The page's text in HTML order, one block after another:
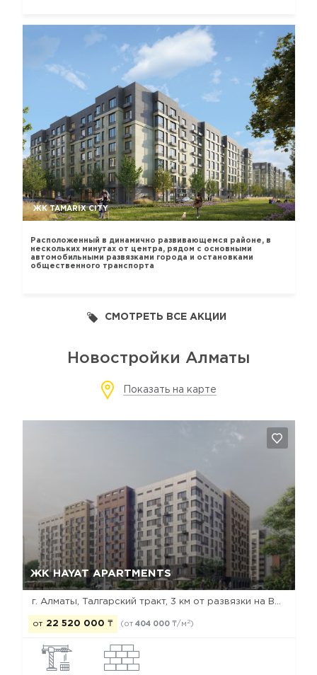
ЖК TAMARIX CITY
Расположенный в динамично развивающемся районе, в
нескольких минутах от центра, рядом с основными
автомобильными развязками города и остановками
общественного транспорта
СМОТРЕТЬ ВСЕ АКЦИИ
Новостройки Алматы
Показать на карте
ЖК HAYAT APARTMENTS
от 22 520 000 ₸ (от 404 000 ₸/м 2)
Да, удалить Отмена